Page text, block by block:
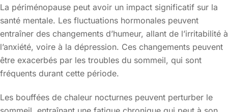
La périménopause peut avoir un impact significatif sur la
santé mentale. Les fluctuations hormonales peuvent
entraîner des changements d’humeur, allant de l’irritabilité à
l’anxiété, voire à la dépression. Ces changements peuvent
être exacerbés par les troubles du sommeil, qui sont
fréquents durant cette période.
Les bouffées de chaleur nocturnes peuvent perturber le